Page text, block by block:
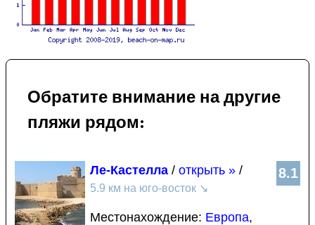
Обратите внимание на другие
пляжи рядом:
8.1
Ле-Кастелла / открыть » /
5.9 км на юго-восток ↘
Местонахождение: Европа,